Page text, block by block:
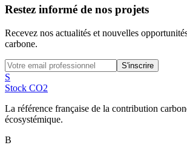
Restez informé de nos projets
Recevez nos actualités et nouvelles
carbone.
S'inscrire
S
Stock CO2
La référence française de la contribution
écosystémique.
B